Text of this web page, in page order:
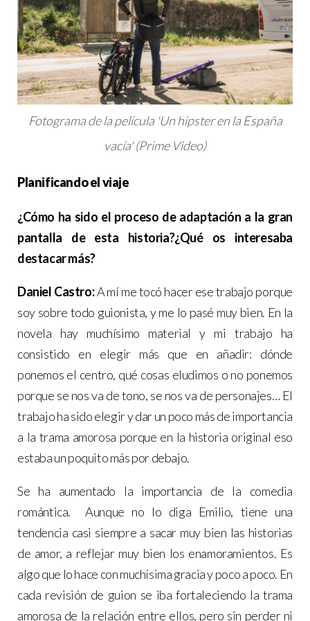
Fotograma de la película 'Un hipster en la España
vacía' (Prime Video)
Planificando el viaje
¿Cómo ha sido el proceso de adaptación a la gran
pantalla de esta historia?¿Qué os interesaba
destacar más?
Daniel Castro:A mí me tocó hacer ese trabajo porque
soy sobre todo guionista, y me lo pasé muy bien. En la
novela hay muchísimo material y mi trabajo ha
consistido en elegir más que en añadir: dónde
ponemos el centro, qué cosas eludimos o no ponemos
porque se nos va de tono, se nos va de personajes… El
trabajo ha sido elegir y dar un poco más de importancia
a la trama amorosa porque en la historia original eso
estaba un poquito más por debajo.
Se ha aumentado la importancia de la comedia
romántica. Aunque no lo diga Emilio, tiene una
tendencia casi siempre a sacar muy bien las historias
de amor, a reflejar muy bien los enamoramientos. Es
algo que lo hace con muchísima gracia y poco a poco. En
cada revisión de guion se iba fortaleciendo la trama
amorosa de la relación entre ellos, pero sin perder ni